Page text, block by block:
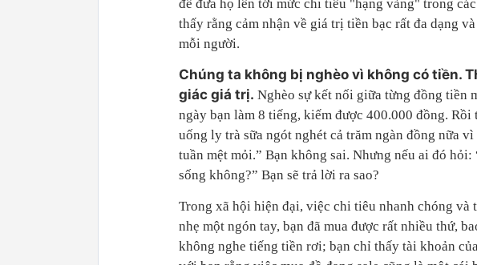
để đưa họ lên tới mức chi tiêu "hạng vàng" trong
thấy rằng cảm nhận về giá trị tiền bạc rất đa dạng
mỗi người.
Chúng ta không bị nghèo vì không có tiền.
giác giá trị. Nghèo sự kết nối giữa từng đồng tiền
ngày bạn làm 8 tiếng, kiếm được 400.000 đồng.
uống ly trà sữa ngót nghét cả trăm ngàn đồng nữa
tuần mệt mỏi.” Bạn không sai. Nhưng nếu ai đó
sống không?” Bạn sẽ trả lời ra sao?
Trong xã hội hiện đại, việc chi tiêu nhanh chóng
nhẹ một ngón tay, bạn đã mua được rất nhiều thứ,
không nghe tiếng tiền rơi; bạn chỉ thấy tài khoản